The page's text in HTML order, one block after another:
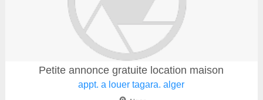
Petite annonce gratuite location maison
appt. a louer tagara. alger